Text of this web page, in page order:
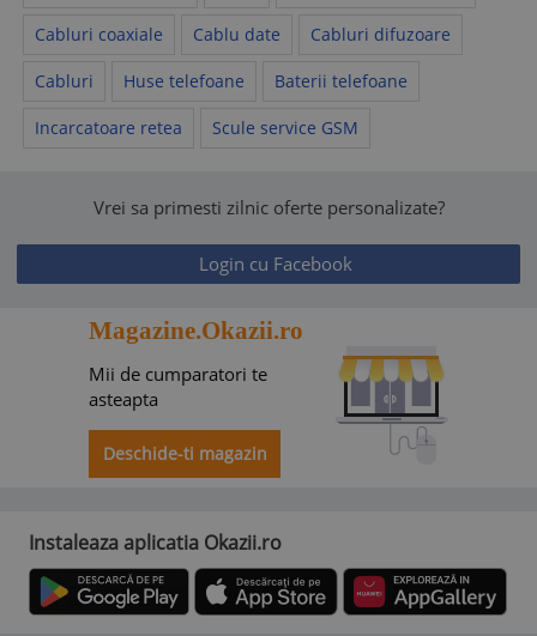
Cabluri coaxiale Cablu date Cabluri difuzoare
Cabluri Huse telefoane Baterii telefoane
Incarcatoare retea Scule service GSM
Vrei sa primesti zilnic oferte personalizate?
Login cu Facebook
Magazine.Okazii.ro
Mii de cumparatori te
asteapta
Deschide-ti magazin
Instaleaza aplicatia Okazii.ro